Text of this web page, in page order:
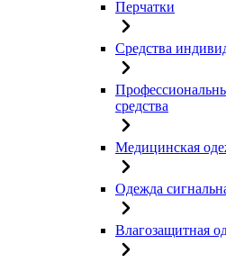
Перчатки
Средства
средства
Медицинская
Одежда
Влагозащитная